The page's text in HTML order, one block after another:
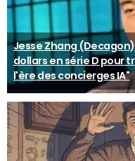
Jesse Zhang
dollars en série D pour
l'ère des concierges IA"